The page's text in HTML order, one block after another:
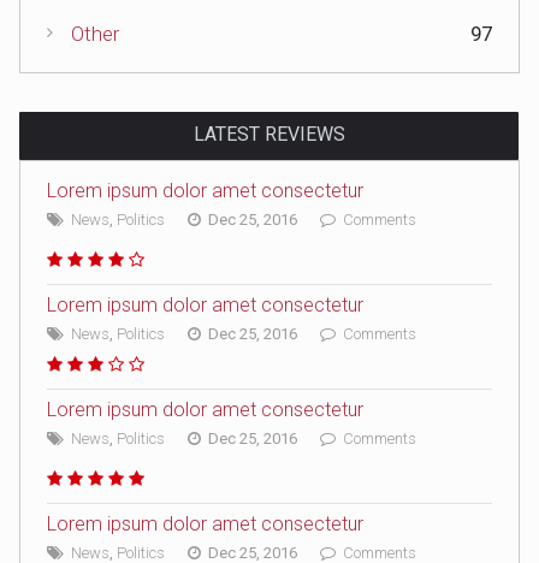
Other 97
LATEST REVIEWS
Lorem ipsum dolor amet consectetur
News Politics Dec 25, 2016 Comments
Lorem ipsum dolor amet consectetur
News Politics Dec 25, 2016 Comments
Lorem ipsum dolor amet consectetur
News Politics Dec 25, 2016 Comments
Lorem ipsum dolor amet consectetur
News Politics Dec 25, 2016 Comments